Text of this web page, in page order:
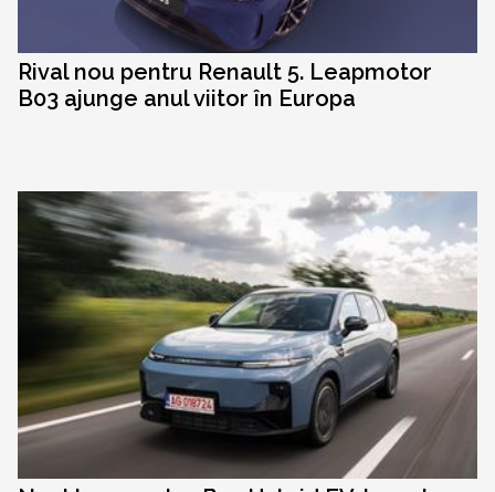
Rival nou pentru Renault 5. Leapmotor
B03 ajunge anul viitor în Europa